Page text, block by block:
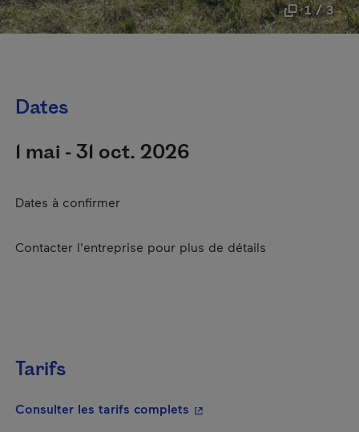
1 / 3
Dates
1 mai - 31 oct. 2026
Dates à confirmer
Contacter l'entreprise pour plus de détails
Tarifs
Consulter les tarifs complets - Cet hyperlien s'ouvrira